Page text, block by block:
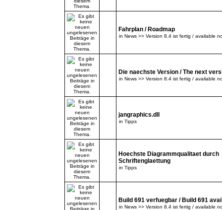
Fahrplan / Roadmap
in News >> Version 8.4 ist fertig / available
Die naechste Version / The next
in News >> Version 8.4 ist fertig / available
jangraphics.dll
in Tipps
Hoechste Diagrammqualitaet durch
Schriftenglaettung
in Tipps
Build 691 verfuegbar / Build 691
in News >> Version 8.4 ist fertig / available